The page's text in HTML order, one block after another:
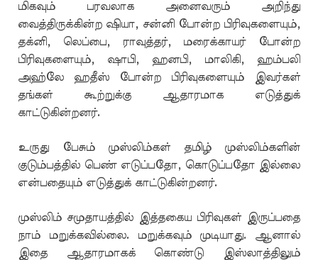
மிகவும் பரவலாக அனைவரும் அறிந்து
வைத்திருக்கின்ற ஷியா, சன்னி போன்ற பிரிவுகளையும்,
தக்னி, லெப்பை, ராவுத்தர், மரைக்காயர் போன்ற
பிரிவுகளையும், ஷாபி, ஹனபி, மாலிகி, ஹம்பலி
அஹ்லே ஹதீஸ் போன்ற பிரிவுகளையும் இவர்கள்
தங்கள் கூற்றுக்கு ஆதாரமாக எடுத்துக்
காட்டுகின்றனர்.
உருது பேசும் முஸ்லிம்கள் தமிழ் முஸ்லிம்களின்
குடும்பத்தில் பெண் எடுப்பதோ, கொடுப்பதோ இல்லை
என்பதையும் எடுத்துக் காட்டுகின்றனர்.
முஸ்லிம் சமுதாயத்தில் இத்தகைய பிரிவுகள் இருப்பதை
நாம் மறுக்கவில்லை. மறுக்கவும் முடியாது. ஆனால்
இதை ஆதாரமாகக் கொண்டு இஸ்லாத்திலும்